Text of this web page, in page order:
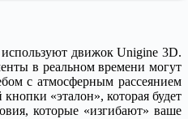
используют движок Unigine 3D.
в реальном времени могут
с атмосферным рассеянием
«эталон», которая будет
которые «изгибают» ваше